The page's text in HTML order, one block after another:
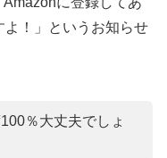
よ！」というお知らせ
％大丈夫でしょ